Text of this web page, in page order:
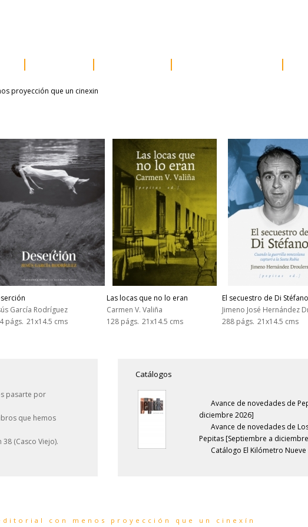
García Rodríguez
págs. 21x14.5 cms
Las locas que no lo eran
Carmen V. Valiña
128 págs. 21x14.5 cms
El secuestro de Di Stéfano
Jimeno José Hernández
288 págs. 21x14.5 cms
pasarte por
que hemos
38 (Casco Viejo).
Catálogos
Avance de novedades de
diciembre 2026]
Avance de novedades de
Pepitas [Septiembre a
Catálogo El Kilómetro
con menos proyección que un cinexín